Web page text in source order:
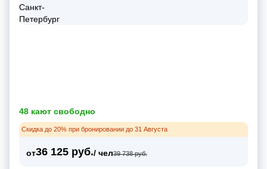
48 кают свободно
Скидка до 20% при бронировании до 31 Августа
от36 125 руб./ чел39 738 руб.